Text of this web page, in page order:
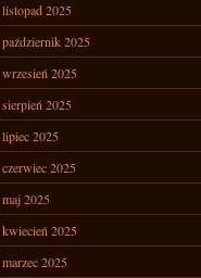
listopad 2025
październik 2025
wrzesień 2025
sierpień 2025
lipiec 2025
czerwiec 2025
maj 2025
kwiecień 2025
marzec 2025